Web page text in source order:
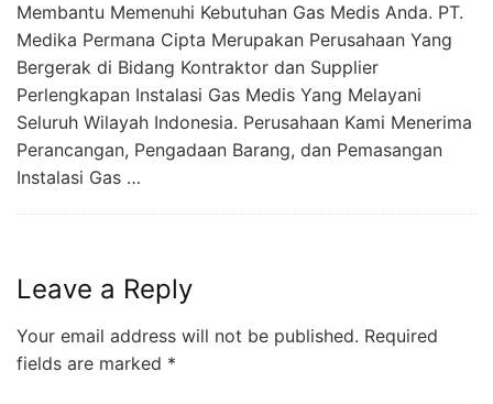
Membantu Memenuhi Kebutuhan Gas Medis Anda. PT.
Medika Permana Cipta Merupakan Perusahaan Yang
Bergerak di Bidang Kontraktor dan Supplier
Perlengkapan Instalasi Gas Medis Yang Melayani
Seluruh Wilayah Indonesia. Perusahaan Kami Menerima
Perancangan, Pengadaan Barang, dan Pemasangan
Instalasi Gas …
Leave a Reply
Your email address will not be published. Required
fields are marked *